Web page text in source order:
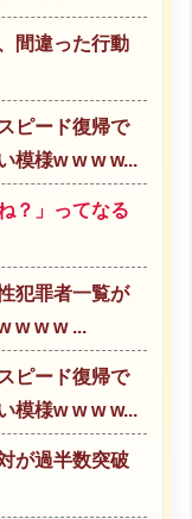
間違った行動
ピード復帰で
模様w w w w...
？」ってなる
犯罪者一覧が
w w w ...
ピード復帰で
模様w w w w...
が過半数突破